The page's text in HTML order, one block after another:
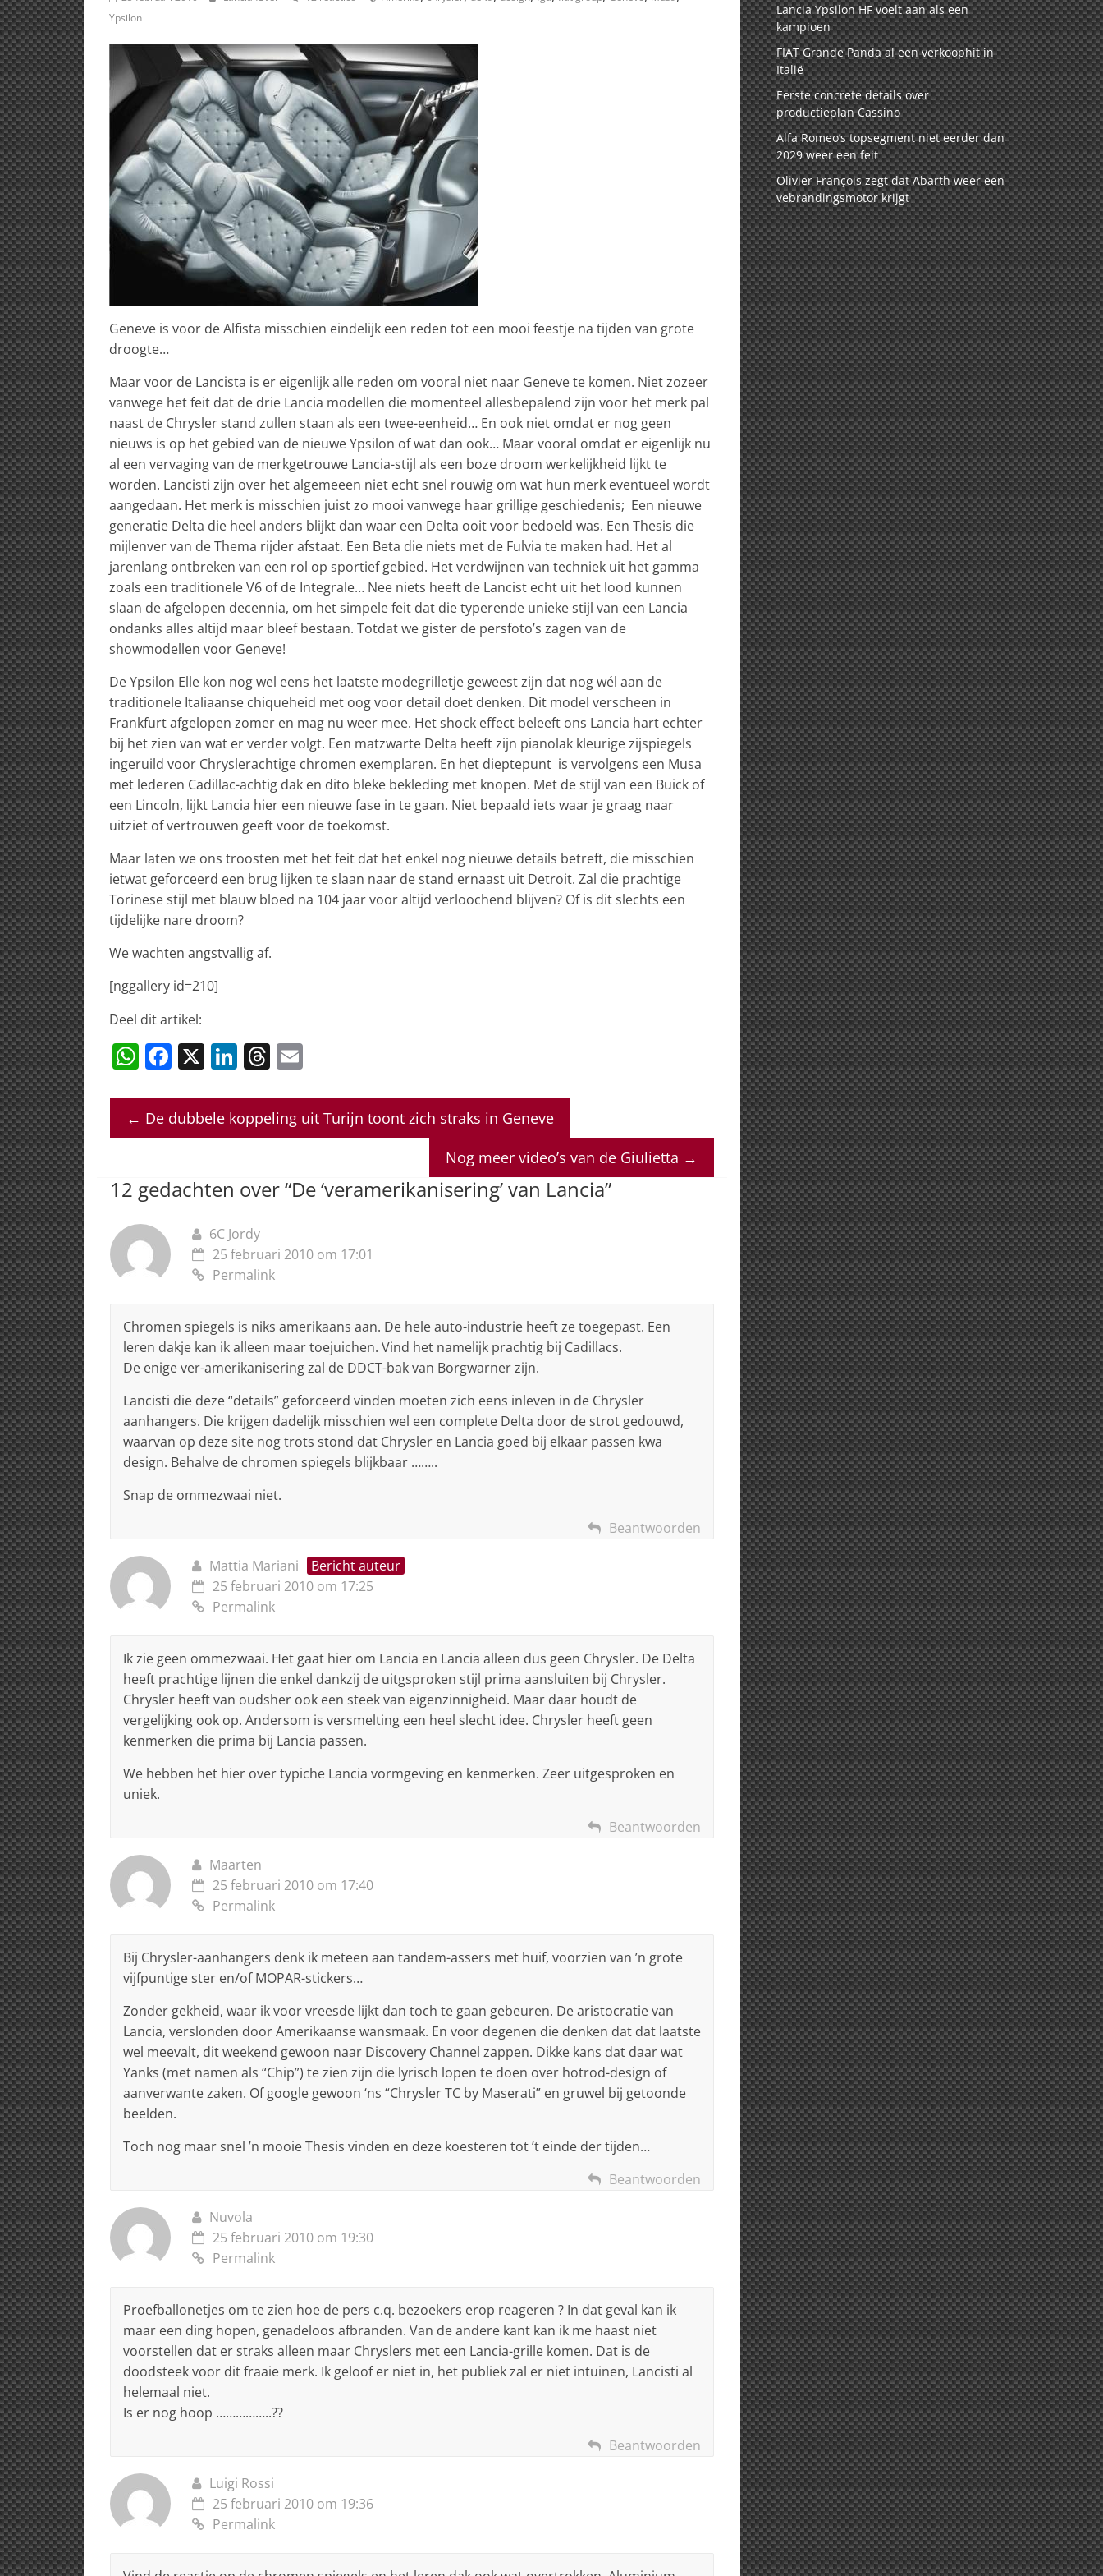
Ypsilon
Geneve is voor de Alfista misschien eindelijk een reden tot een mooi feestje na tijden van grote
droogte…
Maar voor de Lancista is er eigenlijk alle reden om vooral niet naar Geneve te komen. Niet zozeer
vanwege het feit dat de drie Lancia modellen die momenteel allesbepalend zijn voor het merk pal
naast de Chrysler stand zullen staan als een twee-eenheid… En ook niet omdat er nog geen
nieuws is op het gebied van de nieuwe Ypsilon of wat dan ook… Maar vooral omdat er eigenlijk nu
al een vervaging van de merkgetrouwe Lancia-stijl als een boze droom werkelijkheid lijkt te
worden. Lancisti zijn over het algemeeen niet echt snel rouwig om wat hun merk eventueel wordt
aangedaan. Het merk is misschien juist zo mooi vanwege haar grillige geschiedenis; Een nieuwe
generatie Delta die heel anders blijkt dan waar een Delta ooit voor bedoeld was. Een Thesis die
mijlenver van de Thema rijder afstaat. Een Beta die niets met de Fulvia te maken had. Het al
jarenlang ontbreken van een rol op sportief gebied. Het verdwijnen van techniek uit het gamma
zoals een traditionele V6 of de Integrale… Nee niets heeft de Lancist echt uit het lood kunnen
slaan de afgelopen decennia, om het simpele feit dat die typerende unieke stijl van een Lancia
ondanks alles altijd maar bleef bestaan. Totdat we gister de persfoto’s zagen van de
showmodellen voor Geneve!
De Ypsilon Elle kon nog wel eens het laatste modegrilletje geweest zijn dat nog wél aan de
traditionele Italiaanse chiqueheid met oog voor detail doet denken. Dit model verscheen in
Frankfurt afgelopen zomer en mag nu weer mee. Het shock effect beleeft ons Lancia hart echter
bij het zien van wat er verder volgt. Een matzwarte Delta heeft zijn pianolak kleurige zijspiegels
ingeruild voor Chryslerachtige chromen exemplaren. En het dieptepunt is vervolgens een Musa
met lederen Cadillac-achtig dak en dito bleke bekleding met knopen. Met de stijl van een Buick of
een Lincoln, lijkt Lancia hier een nieuwe fase in te gaan. Niet bepaald iets waar je graag naar
uitziet of vertrouwen geeft voor de toekomst.
Maar laten we ons troosten met het feit dat het enkel nog nieuwe details betreft, die misschien
ietwat geforceerd een brug lijken te slaan naar de stand ernaast uit Detroit. Zal die prachtige
Torinese stijl met blauw bloed na 104 jaar voor altijd verloochend blijven? Of is dit slechts een
tijdelijke nare droom?
We wachten angstvallig af.
[nggallery id=210]
Deel dit artikel:
W
at
s
p
p
F
c
e
o
X Li
k
e
n
T
re
a
s
ai
l
← De dubbele koppeling uit Turijn toont zich straks in Geneve
Nog meer video’s van de Giulietta →
12 gedachten over “De ‘veramerikanisering’ van Lancia”
6C Jordy
25 februari 2010 om 17:01
Permalink
Chromen spiegels is niks amerikaans aan. De hele auto-industrie heeft ze toegepast. Een
leren dakje kan ik alleen maar toejuichen. Vind het namelijk prachtig bij Cadillacs.
De enige ver-amerikanisering zal de DDCT-bak van Borgwarner zijn.
Lancisti die deze “details” geforceerd vinden moeten zich eens inleven in de Chrysler
aanhangers. Die krijgen dadelijk misschien wel een complete Delta door de strot gedouwd,
waarvan op deze site nog trots stond dat Chrysler en Lancia goed bij elkaar passen kwa
design. Behalve de chromen spiegels blijkbaar ……..
Snap de ommezwaai niet.
Beantwoorden
Mattia Mariani
Bericht auteur
25 februari 2010 om 17:25
Permalink
Ik zie geen ommezwaai. Het gaat hier om Lancia en Lancia alleen dus geen Chrysler. De Delta
heeft prachtige lijnen die enkel dankzij de uitgsproken stijl prima aansluiten bij Chrysler.
Chrysler heeft van oudsher ook een steek van eigenzinnigheid. Maar daar houdt de
vergelijking ook op. Andersom is versmelting een heel slecht idee. Chrysler heeft geen
kenmerken die prima bij Lancia passen.
We hebben het hier over typiche Lancia vormgeving en kenmerken. Zeer uitgesproken en
uniek.
Beantwoorden
Maarten
25 februari 2010 om 17:40
Permalink
Bij Chrysler-aanhangers denk ik meteen aan tandem-assers met huif, voorzien van ’n grote
vijfpuntige ster en/of MOPAR-stickers…
Zonder gekheid, waar ik voor vreesde lijkt dan toch te gaan gebeuren. De aristocratie van
Lancia, verslonden door Amerikaanse wansmaak. En voor degenen die denken dat dat laatste
wel meevalt, dit weekend gewoon naar Discovery Channel zappen. Dikke kans dat daar wat
Yanks (met namen als “Chip”) te zien zijn die lyrisch lopen te doen over hotrod-design of
aanverwante zaken. Of google gewoon ‘ns “Chrysler TC by Maserati” en gruwel bij getoonde
beelden.
Toch nog maar snel ’n mooie Thesis vinden en deze koesteren tot ’t einde der tijden…
Beantwoorden
Nuvola
25 februari 2010 om 19:30
Permalink
Proefballonetjes om te zien hoe de pers c.q. bezoekers erop reageren ? In dat geval kan ik
maar een ding hopen, genadeloos afbranden. Van de andere kant kan ik me haast niet
voorstellen dat er straks alleen maar Chryslers met een Lancia-grille komen. Dat is de
doodsteek voor dit fraaie merk. Ik geloof er niet in, het publiek zal er niet intuinen, Lancisti al
helemaal niet.
Is er nog hoop ……………..??
Beantwoorden
Luigi Rossi
25 februari 2010 om 19:36
Permalink
Lancia Ypsilon HF voelt aan als een
kampioen
FIAT Grande Panda al een verkoophit in
Italië
Eerste concrete details over
productieplan Cassino
Alfa Romeo’s topsegment niet eerder dan
2029 weer een feit
Olivier François zegt dat Abarth weer een
vebrandingsmotor krijgt